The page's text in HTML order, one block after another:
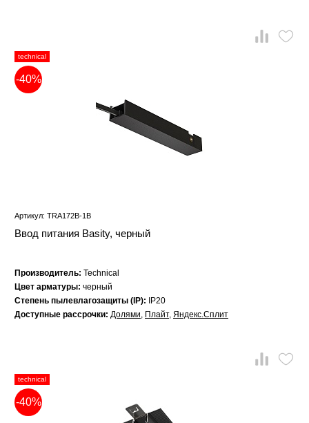
technical
-40%
Артикул: TRA172B-1B
Ввод питания Basity, черный
Производитель: Technical
Цвет арматуры: черный
Степень пылевлагозащиты (IP):
IP20
Доступные рассрочки: Долями, Плайт, Яндекс.Сплит
technical
-40%